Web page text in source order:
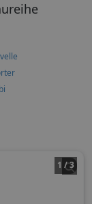
1 / 3